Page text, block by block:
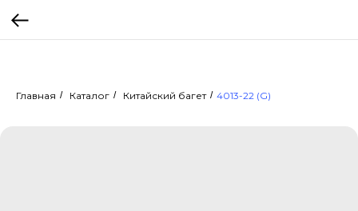
Главная / Каталог / Китайский багет / 4013-22 (G)